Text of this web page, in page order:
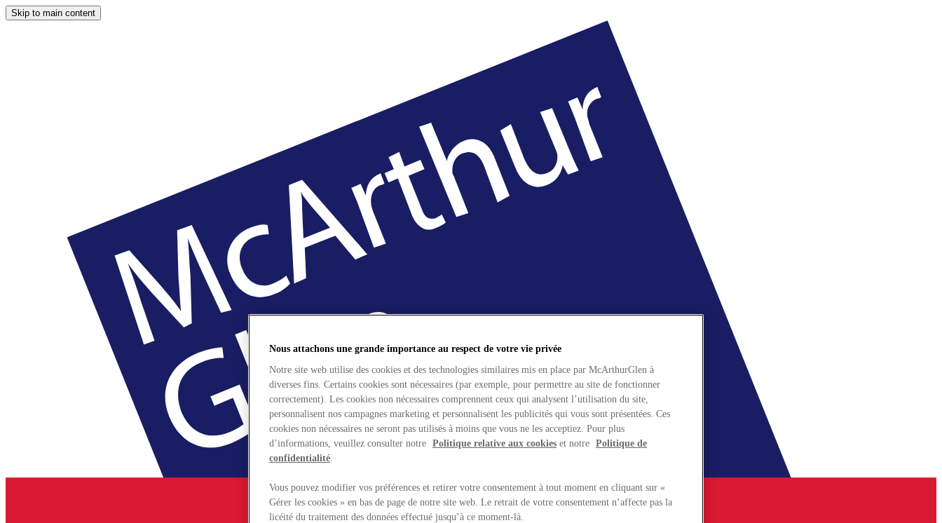
Skip to main content
Nous attachons une grande importance au respect de votre vie privée
Notre site web utilise des cookies et des technologies similaires mis en place par McArthurGlen à
diverses fins. Certains cookies sont nécessaires (par exemple, pour permettre au site de fonctionner
correctement). Les cookies non nécessaires comprennent ceux qui analysent l’utilisation du site,
personnalisent nos campagnes marketing et personnalisent les publicités qui vous sont présentées. Ces
cookies non nécessaires ne seront pas utilisés à moins que vous ne les acceptiez. Pour plus
d’informations, veuillez consulter notre Politique relative aux cookies et notre Politique de
confidentialité.
Vous pouvez modifier vos préférences et retirer votre consentement à tout moment en cliquant sur «
Gérer les cookies » en bas de page de notre site web. Le retrait de votre consentement n’affecte pas la
licéité du traitement des données effectué jusqu’à ce moment-là.